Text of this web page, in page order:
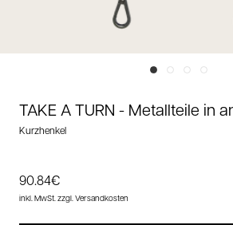
Zur
1
2
3
4
TAKE A TURN - Metallteile in
Kurzhenkel
Angebotspreis
90.84€
inkl. MwSt. zzgl. Versandkosten